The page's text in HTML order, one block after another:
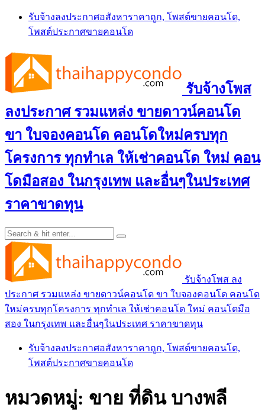
Skip
content
รับจ้างลงประกาศอสังหาราคาถูก, โพสต์ขายคอนโด,
โพสต์ประกาศขายคอนโด
รับจ้างโพส
ลงประกาศ รวมแหล่ง ขายดาวน์คอนโด
ขา ใบจองคอนโด คอนโดใหม่ครบทุก
โครงการ ทุกทำเล ให้เช่าคอนโด ใหม่ คอน
โดมือสอง ในกรุงเทพ และอื่นๆในประเทศ
ราคาขาดทุน
รับจ้างโพส ลง
ประกาศ รวมแหล่ง ขายดาวน์คอนโด ขา ใบจองคอนโด คอนโด
ใหม่ครบทุกโครงการ ทุกทำเล ให้เช่าคอนโด ใหม่ คอนโดมือ
สอง ในกรุงเทพ และอื่นๆในประเทศ ราคาขาดทุน
รับจ้างลงประกาศอสังหาราคาถูก, โพสต์ขายคอนโด,
โพสต์ประกาศขายคอนโด
หมวดหมู่: ขาย ที่ดิน บางพลี